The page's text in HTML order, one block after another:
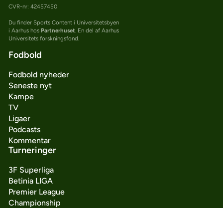
CVR-nr: 42457450
Du finder Sports Content i Universitetsbyen
i Aarhus hos Partnerhuset . En del af Aarhus
Universitets forskningsfond.
Fodbold
Fodbold nyheder
Seneste nyt
Kampe
TV
Ligaer
Podcasts
Kommentar
Turneringer
3F Superliga
Betinia LIGA
Premier League
Championship